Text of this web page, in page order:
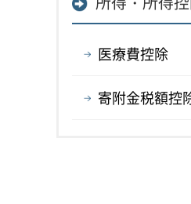
医療費控除
寄附金税額控